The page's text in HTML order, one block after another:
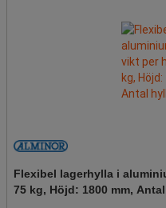
Flexibel lagerhylla i
75 kg, Höjd: 1800 mm,